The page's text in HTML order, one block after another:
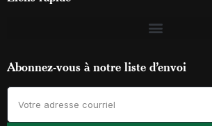
Abonnez-vous à notre liste d’envoi